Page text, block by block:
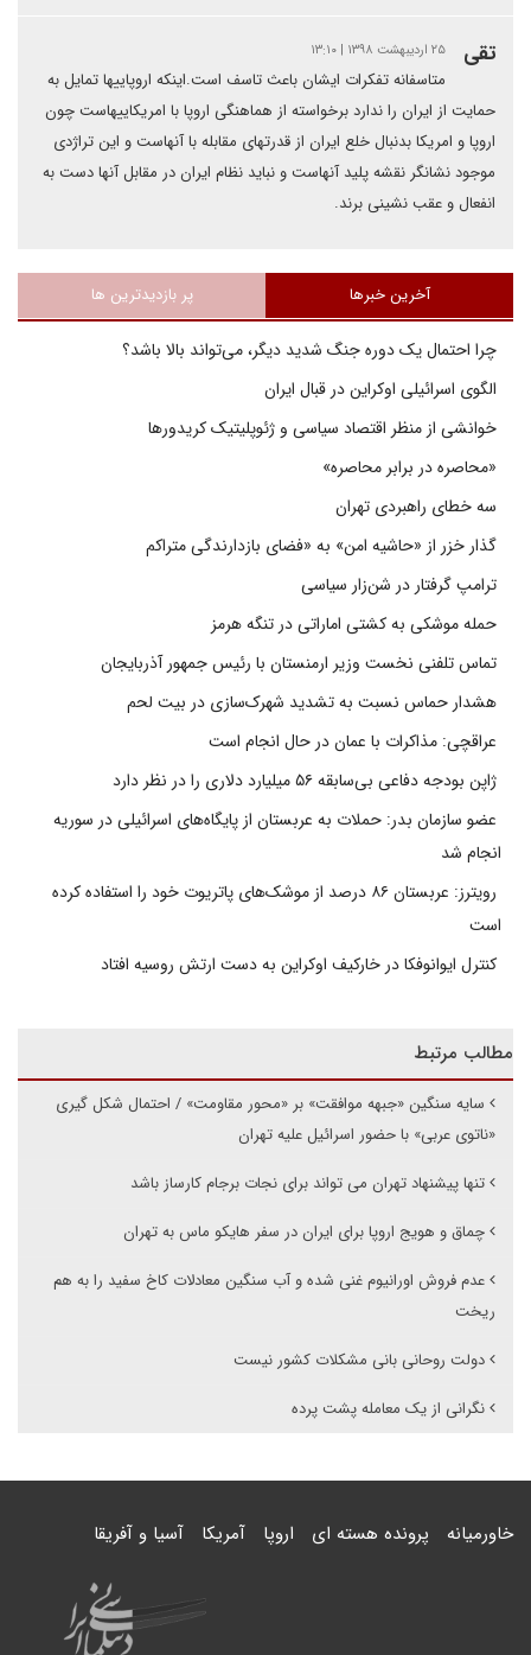
تقی ۲۵ اردیبهشت ۱۳۹۸ | ۱۳:۱۰
متاسفانه تفکرات ایشان باعث تاسف است.اینکه اروپاییها تمایل به
حمایت از ایران را ندارد برخواسته از هماهنگی اروپا با امریکاییهاست چون
اروپا و امریکا بدنبال خلع ایران از قدرتهای مقابله با آنهاست و این تراژدی
موجود نشانگر نقشه پلید آنهاست و نباید نظام ایران در مقابل آنها دست به
انفعال و عقب نشینی برند.
آخرین خبرها پر بازدیدترین ها
چرا احتمال یک دوره جنگ شدید دیگر، می‌تواند بالا باشد؟
الگوی اسرائیلی اوکراین در قبال ایران
خوانشی از منظر اقتصاد سیاسی و ژئوپلیتیک کریدورها
«محاصره در برابر محاصره»
سه خطای راهبردی تهران
گذار خزر از «حاشیه امن» به «فضای بازدارندگی متراکم
ترامپ گرفتار در شن‌زار سیاسی
حمله موشکی به کشتی اماراتی در تنگه هرمز
تماس تلفنی نخست وزیر ارمنستان با رئیس جمهور آذربایجان
هشدار حماس نسبت به تشدید شهرک‌سازی در بیت‌ لحم
عراقچی: مذاکرات با عمان در حال انجام است
ژاپن بودجه دفاعی بی‌سابقه ۵۶ میلیارد دلاری را در نظر دارد
عضو سازمان بدر: حملات به عربستان از پایگاه‌های اسرائیلی در سوریه
انجام شد
رویترز: عربستان ۸۶ درصد از موشک‌های پاتریوت خود را استفاده کرده
است
کنترل ایوانوفکا در خارکیف اوکراین به دست ارتش روسیه افتاد
مطالب مرتبط
سایه سنگین «جبهه موافقت» بر «محور مقاومت» / احتمال شکل گیری
«ناتوی عربی» با حضور اسرائیل علیه تهران
تنها پیشنهاد تهران می تواند برای نجات برجام کارساز باشد
چماق و هویج اروپا برای ایران در سفر هایکو ماس به تهران
عدم فروش اورانیوم غنی شده و آب سنگین معادلات کاخ سفید را به هم
ریخت
دولت روحانی بانی مشکلات کشور نیست
نگرانی از یک معامله پشت پرده
خاورمیانه پرونده هسته ای اروپا آمریکا آسیا و آفریقا